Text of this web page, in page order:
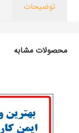
توضیحات
محصولات مشابه